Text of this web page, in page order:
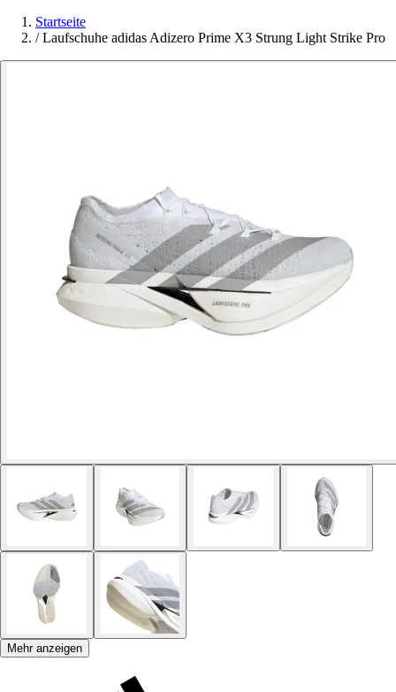
Startseite
/ Laufschuhe adidas Adizero Prime X3 Strung Light Strike Pro
Mehr anzeigen